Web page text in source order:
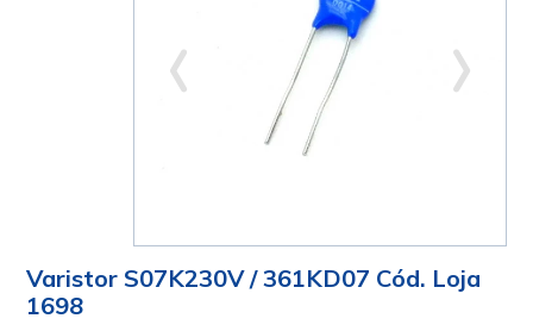
Varistor S07K230V / 361KD07 Cód. Loja
1698